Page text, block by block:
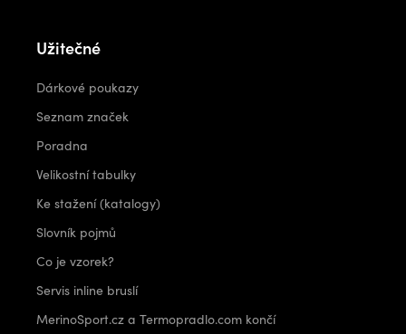
Užitečné
Dárkové poukazy
Seznam značek
Poradna
Velikostní tabulky
Ke stažení (katalogy)
Slovník pojmů
Co je vzorek?
Servis inline bruslí
MerinoSport.cz a Termopradlo.com končí